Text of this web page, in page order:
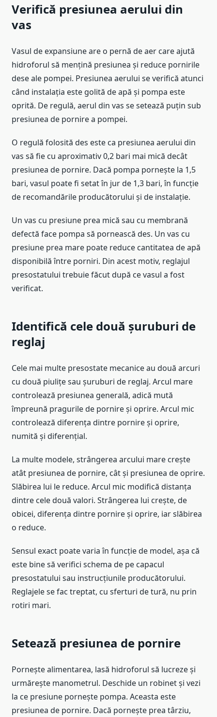
Verifică presiunea aerului din
vas
Vasul de expansiune are o pernă de aer care ajută
hidroforul să mențină presiunea și reduce pornirile
dese ale pompei. Presiunea aerului se verifică atunci
când instalația este golită de apă și pompa este
oprită. De regulă, aerul din vas se setează puțin sub
presiunea de pornire a pompei.
O regulă folosită des este ca presiunea aerului din
vas să fie cu aproximativ 0,2 bari mai mică decât
presiunea de pornire. Dacă pompa pornește la 1,5
bari, vasul poate fi setat în jur de 1,3 bari, în funcție
de recomandările producătorului și de instalație.
Un vas cu presiune prea mică sau cu membrană
defectă face pompa să pornească des. Un vas cu
presiune prea mare poate reduce cantitatea de apă
disponibilă între porniri. Din acest motiv, reglajul
presostatului trebuie făcut după ce vasul a fost
verificat.
Identifică cele două șuruburi de
reglaj
Cele mai multe presostate mecanice au două arcuri
cu două piulițe sau șuruburi de reglaj. Arcul mare
controlează presiunea generală, adică mută
împreună pragurile de pornire și oprire. Arcul mic
controlează diferența dintre pornire și oprire,
numită și diferențial.
La multe modele, strângerea arcului mare crește
atât presiunea de pornire, cât și presiunea de oprire.
Slăbirea lui le reduce. Arcul mic modifică distanța
dintre cele două valori. Strângerea lui crește, de
obicei, diferența dintre pornire și oprire, iar slăbirea
o reduce.
Sensul exact poate varia în funcție de model, așa că
este bine să verifici schema de pe capacul
presostatului sau instrucțiunile producătorului.
Reglajele se fac treptat, cu sferturi de tură, nu prin
rotiri mari.
Setează presiunea de pornire
Pornește alimentarea, lasă hidroforul să lucreze și
urmărește manometrul. Deschide un robinet și vezi
la ce presiune pornește pompa. Aceasta este
presiunea de pornire. Dacă pornește prea târziu,